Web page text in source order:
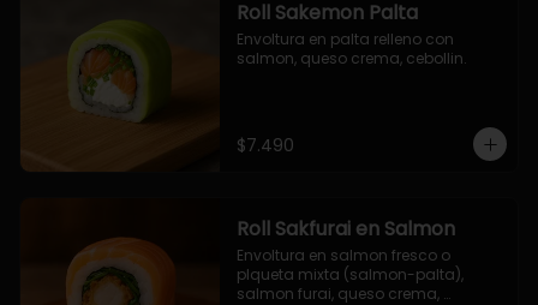
Roll Sakemon Palta
Envoltura en palta relleno con
salmon, queso crema, cebollin.
$7.490
Roll Sakfurai en Salmon
Envoltura en salmon fresco o
plqueta mixta (salmon-palta),
salmon furai, queso crema,